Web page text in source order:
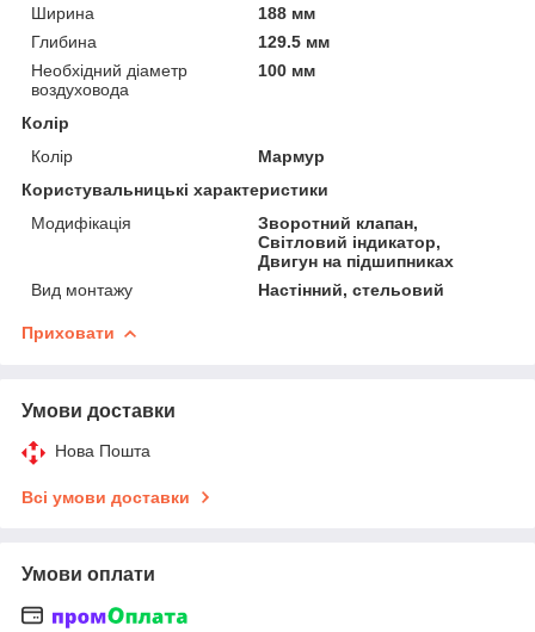
Ширина
188 мм
Глибина
129.5 мм
Необхідний діаметр
воздуховода
100 мм
Колір
Колір
Мармур
Користувальницькі характеристики
Модифікація
Зворотний клапан,
Світловий індикатор,
Двигун на підшипниках
Вид монтажу
Настінний, стельовий
Приховати
Умови доставки
Нова Пошта
Всі умови доставки
Умови оплати